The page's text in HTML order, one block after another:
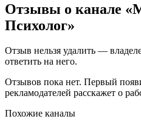
Отзывы о канале «
Психолог»
Отзыв нельзя удалить —
ответить на него.
Отзывов пока нет. Первый
рекламодателей расскажет о
Похожие каналы